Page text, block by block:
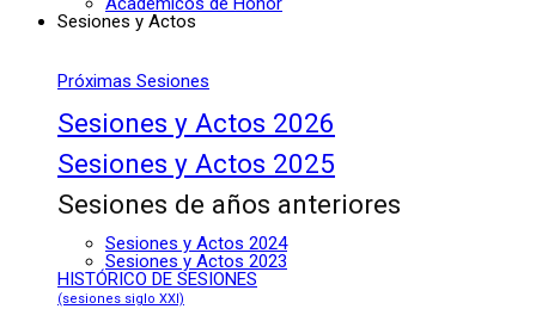
Sesiones y Actos
Próximas Sesiones
Sesiones y Actos 2026
Sesiones y Actos 2025
Sesiones de años anteriores
Sesiones y Actos 2024
Sesiones y Actos 2023
HISTÓRICO DE SESIONES
(sesiones siglo XXI)